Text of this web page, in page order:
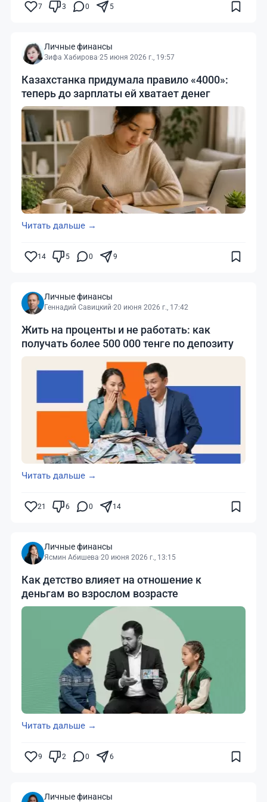
7 3 0 5
Личные финансы
Зифа Хабирова·25 июня 2026 г., 19:57
Казахстанка придумала правило «4000»:
теперь до зарплаты ей хватает денег
Читать дальше →
14 5 0 9
Личные финансы
Геннадий Савицкий·20 июня 2026 г., 17:42
Жить на проценты и не работать: как
получать более 500 000 тенге по депозиту
Читать дальше →
21 6 0 14
Личные финансы
Ясмин Абишева·20 июня 2026 г., 13:15
Как детство влияет на отношение к
деньгам во взрослом возрасте
Читать дальше →
9 2 0 6
Личные финансы